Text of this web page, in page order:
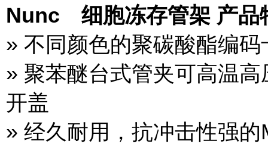
Nunc 细胞冻存管架 产品
» 不同颜色的聚碳酸酯编
» 聚苯醚台式管夹可高温
开盖
» 经久耐用，抗冲击性强